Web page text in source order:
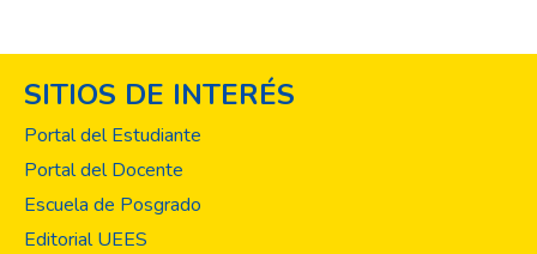
refleja el esfuerzo de
los estudiantes en la búsqueda de nuevos
para que logren obtener un criterio analítico
y crítico del fenómeno en estudio. Como
SITIOS DE INTERÉS
Portal del Estudiante
Portal del Docente
Escuela de Posgrado
Editorial UEES